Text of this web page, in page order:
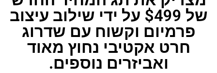
של $499 על ידי שילוב עיצוב
פרמיום וקשוח עם שדרוג
חרט אקטיבי נחוץ מאוד
ואביזרים נוספים.